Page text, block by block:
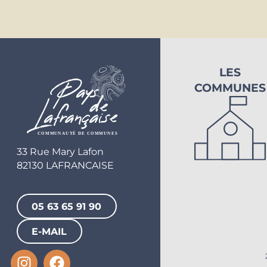
33 Rue Mary Lafon
82130 LAFRANCAISE
05 63 65 91 90
E-MAIL
LES
COMMUNES